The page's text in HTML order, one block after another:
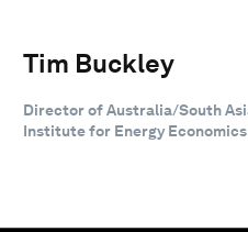
Tim Buckley
Director of Australia/South
Institute for Energy Economics